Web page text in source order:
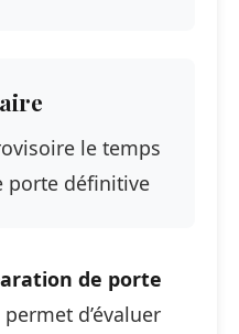
le temps
porte définitive
de porte
d’évaluer